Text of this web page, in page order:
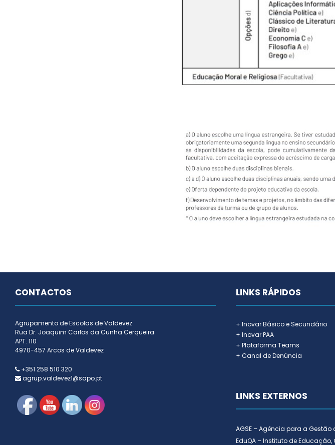
CONTACTOS
Agrupamento de Escolas de Valdevez
Rua Dr. Joaquim Carlos da Cunha Cerqueira
APT. 110
4970-457 Arcos de Valdevez
+351 258 510 320
agrup.valdevez1@sapo.pt
LINKS RÁPIDOS
+ Inovar Básico e Secundário
+ Inovar PAA
+ Plataforma Teams
+ Canal de Denúncia
LINKS EXTERNOS
AGSE – Agência para a
EduQA – Instituto de